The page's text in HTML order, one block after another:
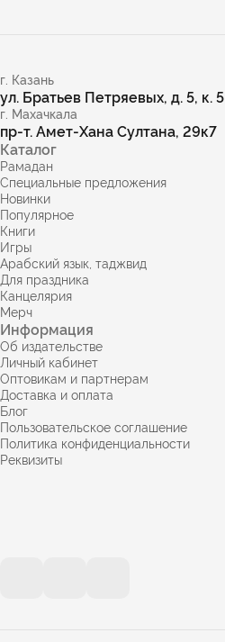
г. Казань
ул. Братьев Петряевых, д. 5, к. 5
г. Махачкала
пр-т. Амет-Хана Султана, 29к7
Каталог
Рамадан
Специальные предложения
Новинки
Популярное
Книги
Игры
Арабский язык, таджвид
Для праздника
Канцелярия
Мерч
Информация
Об издательстве
Личный кабинет
Оптовикам и партнерам
Доставка и оплата
Блог
Пользовательское соглашение
Политика конфиденциальности
Реквизиты